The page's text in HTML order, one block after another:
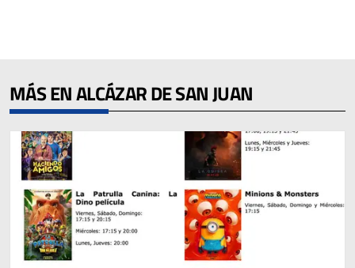
MÁS EN ALCÁZAR DE SAN JUAN